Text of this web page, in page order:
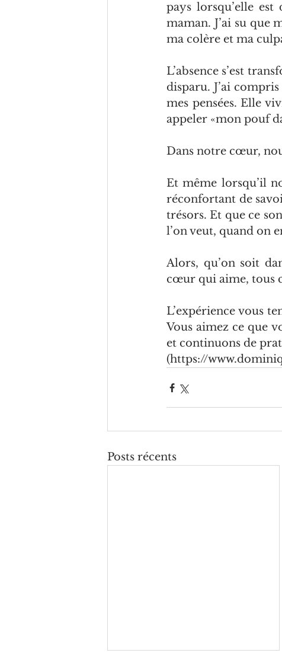
pays lorsqu’elle est
maman. J’ai su que
ma colère et ma
L’absence s’est
disparu. J’ai
mes pensées. Elle
appeler «mon pouf
Dans notre cœur,
Et même lorsqu’il
réconfortant de
trésors. Et que ce
l’on veut, quand on
Alors, qu’on soit
cœur qui aime, tous
L’expérience vous
Vous aimez ce que
et continuons de
(https://
Posts récents